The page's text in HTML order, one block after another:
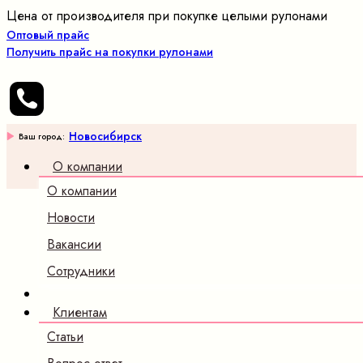
Цена от производителя при покупке целыми рулонами
Оптовый прайс
Получить прайс на покупки рулонами
Ваш город: Новосибирск
О компании
О компании
Новости
Вакансии
Сотрудники
Клиентам
Статьи